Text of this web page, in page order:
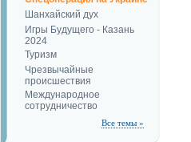
Шанхайский дух
Игры Будущего - Казань
2024
Туризм
Чрезвычайные
происшествия
Международное
сотрудничество
Все темы »